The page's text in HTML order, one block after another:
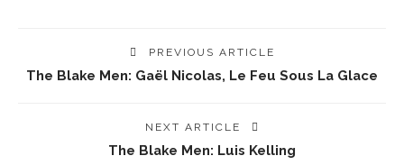
PREVIOUS ARTICLE
The Blake Men: Gaël Nicolas, Le Feu Sous La Glace
NEXT ARTICLE
The Blake Men: Luis Kelling